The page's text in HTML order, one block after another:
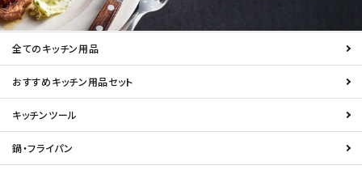
全てのキッチン用品
おすすめキッチン用品セット
キッチンツール
鍋・フライパン